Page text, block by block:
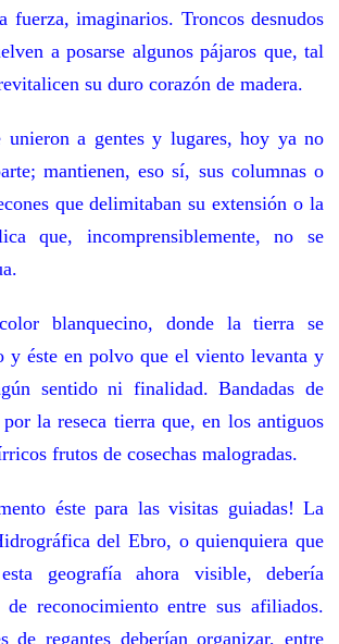
fuerza, imaginarios. Troncos desnudos
a posarse algunos pájaros que, tal
su duro corazón de madera.
unieron a gentes y lugares, hoy ya no
mantienen, eso sí, sus columnas o
que delimitaban su extensión o la
que, incomprensiblemente, no se
blanquecino, donde la tierra se
y éste en polvo que el viento levanta y
sentido ni finalidad. Bandadas de
la reseca tierra que, en los antiguos
frutos de cosechas malogradas.
éste para las visitas guiadas! La
del Ebro, o quienquiera que
geografía ahora visible, debería
reconocimiento entre sus afiliados.
de regantes deberían organizar, entre